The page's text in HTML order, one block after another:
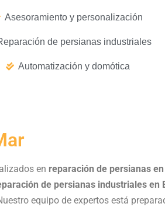
Asesoramiento y personalización
de persianas industriales
Automatización y domótica
en reparación de persianas
de persianas industriales en
equipo de expertos está